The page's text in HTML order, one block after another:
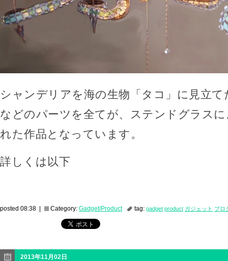
シャンデリアを海の生物「タコ」に見立
などのパーツを全てが、ステンドグラス
れた作品となっています。
詳しくは以下
posted 08:38 | Category: Gadget/Product tag: gadget product ガジェット プロ
2013年11月02日